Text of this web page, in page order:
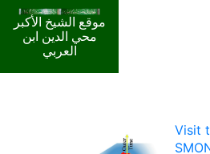
موقع الشيخ الأكبر
محي الدين ابن
العربي
Visit